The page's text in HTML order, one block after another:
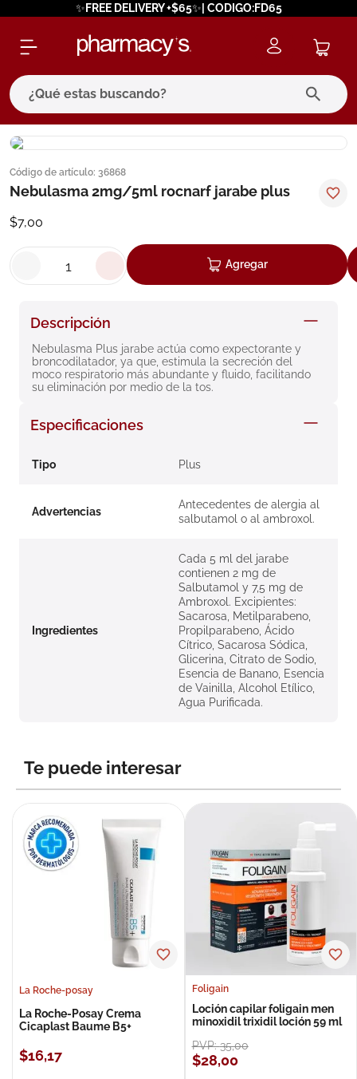
✨FREE DELIVERY +$65✨| CODIGO:FD65
¿Qué estas buscando?
Código de artículo: 36868
Nebulasma 2mg/5ml rocnarf jarabe plus
$7,00
Agregar
Descripción
Nebulasma Plus jarabe actúa como expectorante y
broncodilatador, ya que, estimula la secreción del
moco respiratorio más abundante y fluido, facilitando
su eliminación por medio de la tos.
Especificaciones
Tipo Plus
Advertencias
Antecedentes de alergia al
salbutamol o al ambroxol.
Ingredientes
Cada 5 ml del jarabe
contienen 2 mg de
Salbutamol y 7,5 mg de
Ambroxol. Excipientes:
Sacarosa, Metilparabeno,
Propilparabeno, Ácido
Cítrico, Sacarosa Sódica,
Glicerina, Citrato de Sodio,
Esencia de Banano, Esencia
de Vainilla, Alcohol Etílico,
Agua Purificada.
Te puede interesar
La Roche-posay
La Roche-Posay Crema
Cicaplast Baume B5+
$16,17
Foligain
Loción capilar foligain men
minoxidil trixidil loción 59 ml
PVP:35,00
$28,00
términos más buscados
1. eucerin
bioderma
5. cerave
6 megacistin
7. degraler
8. roche posay
10.neumoflux